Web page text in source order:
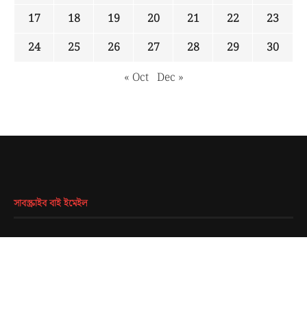
17
18 19 20 21 22
23
24
25 26 27 28 29
30
« Oct Dec »
সাবস্ক্রাইব বাই ইমেইল